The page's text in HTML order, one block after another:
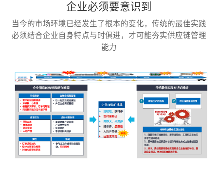
企业必须要意识到
当今的市场环境已经发生了根本的变化，传统的最佳实践
必须结合企业自身特点与时俱进，才可能夯实供应链管理
能力